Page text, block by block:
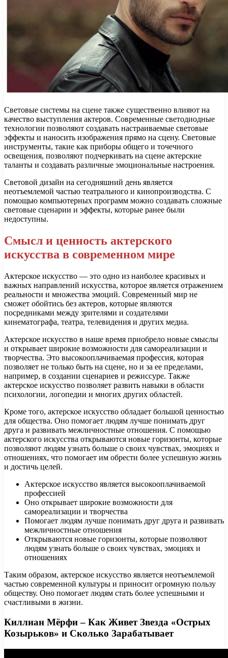
Световые системы на сцене также существенно влияют на
качество выступления актеров. Современные светодиодные
технологии позволяют создавать настраиваемые световые
эффекты и наносить изображения прямо на сцену. Световые
инструменты, такие как приборы общего и точечного
освещения, позволяют подчеркивать на сцене актерские
таланты и создавать различные эмоциональные настроения.
Световой дизайн на сегодняшний день является
неотъемлемой частью театрального и кинопроизводства. С
помощью компьютерных программ можно создавать сложные
световые сценарии и эффекты, которые ранее были
недоступны.
Смысл и ценность актерского
искусства в современном мире
Актерское искусство — это одно из наиболее красивых и
важных направлений искусства, которое является отражением
реальности и множества эмоций. Современный мир не
сможет обойтись без актеров, которые являются
посредниками между зрителями и создателями
кинематографа, театра, телевидения и других медиа.
Актерское искусство в наше время приобрело новые смыслы
и открывает широкие возможности для самореализации и
творчества. Это высокооплачиваемая профессия, которая
позволяет не только быть на сцене, но и за ее пределами,
например, в создании сценариев и режиссуре. Также
актерское искусство позволяет развить навыки в области
психологии, логопедии и многих других областей.
Кроме того, актерское искусство обладает большой ценностью
для общества. Оно помогает людям лучше понимать друг
друга и развивать межличностные отношения. С помощью
актерского искусства открываются новые горизонты, которые
позволяют людям узнать больше о своих чувствах, эмоциях и
отношениях, что помогает им обрести более успешную жизнь
и достичь целей.
Актерское искусство является высокооплачиваемой
профессией
Оно открывает широкие возможности для
самореализации и творчества
Помогает людям лучше понимать друг друга и развивать
межличностные отношения
Открываются новые горизонты, которые позволяют
людям узнать больше о своих чувствах, эмоциях и
отношениях
Таким образом, актерское искусство является неотъемлемой
частью современной культуры и приносит огромную пользу
обществу. Оно помогает людям стать более успешными и
счастливыми в жизни.
Киллиан Мёрфи – Как Живет Звезда «Острых
Козырьков» и Сколько Зарабатывает